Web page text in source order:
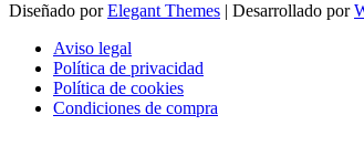
Diseñado porElegant Themes | Desarrollado por
Aviso legal
Política de privacidad
Política de cookies
Condiciones de compra